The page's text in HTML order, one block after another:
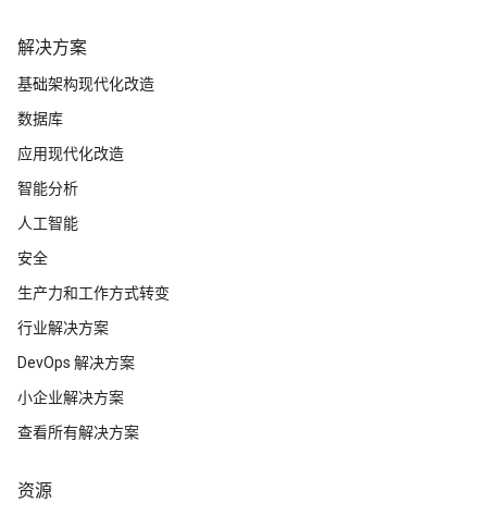
解决方案
基础架构现代化改造
数据库
应用现代化改造
智能分析
人工智能
安全
生产力和工作方式转变
行业解决方案
DevOps 解决方案
小企业解决方案
查看所有解决方案
资源